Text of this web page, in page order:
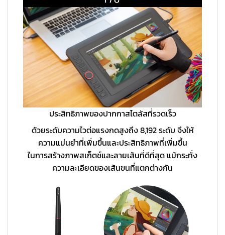
ประสิทธิภาพของปากกาสไตลัสที่รวดเร็ว
ด้วยระดับความไวต่อแรงกดสูงถึง 8,192 ระดับ จึงให้
ความแม่นยำที่เพิ่มขึ้นและประสิทธิภาพที่เพิ่มขึ้น
ในการสร้างภาพสเก็ตช์และลายเส้นที่ดีที่สุด แม้กระทั่ง
ความละเอียดของเส้นขนที่แตกต่างกัน